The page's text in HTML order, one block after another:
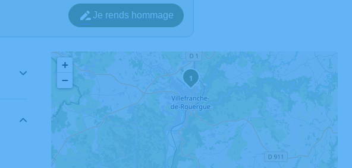
Je rends hommage
1
+
−